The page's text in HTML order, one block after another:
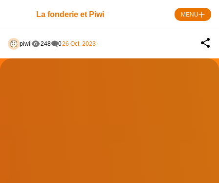
La fonderie et Piwi MENU
piwi 248 026 Oct, 2023